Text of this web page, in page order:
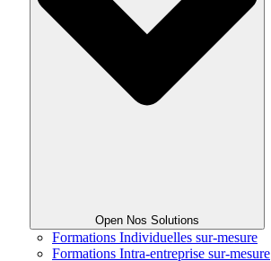
Open Nos Solutions
Formations Individuelles sur-mesure
Formations Intra-entreprise sur-mesure